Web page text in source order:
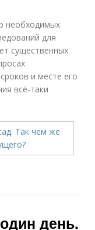
необходимых
для
существенных
и месте его
всё-таки
день.